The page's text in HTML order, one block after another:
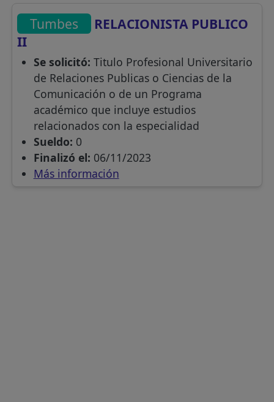
Tumbes
RELACIONISTA PUBLICO
II
Se solicitó: Titulo Profesional Universitario
de Relaciones Publicas o Ciencias de la
Comunicación o de un Programa
académico que incluye estudios
relacionados con la especialidad
Sueldo: 0
Finalizó el: 06/11/2023
Más información